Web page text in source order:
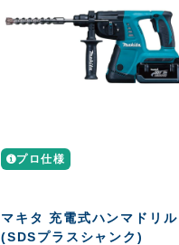
プロ仕様
マキタ 充電式ハンマドリル
(SDSプラスシャンク)